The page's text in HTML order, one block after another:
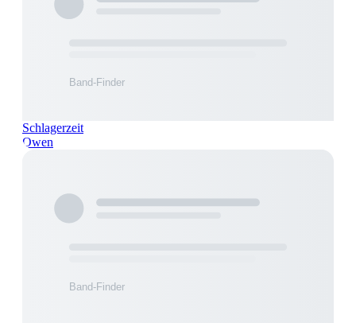
Schlagerzeit
Owen